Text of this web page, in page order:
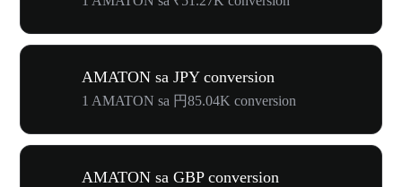
AMATON sa JPY conversion
1 AMATON sa 円85.04K conversion
AMATON sa GBP conversion